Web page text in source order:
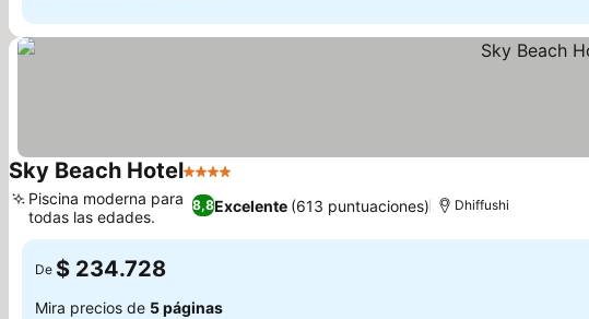
Sky Beach Hotel4 Estrellas
8,8Excelente (613 puntuaciones)
Piscina moderna para
todas las edades.
Dhiffushi
De $ 234.728
Mira precios de 5 páginas